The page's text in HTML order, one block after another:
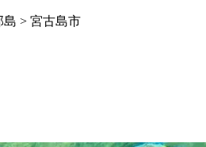
島 > 宮古島市